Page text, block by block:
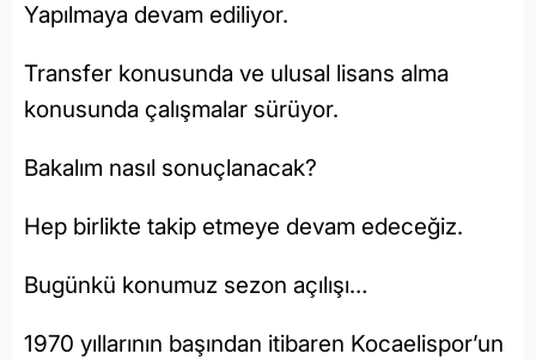
Yapılmaya devam ediliyor.
Transfer konusunda ve ulusal lisans alma
konusunda çalışmalar sürüyor.
Bakalım nasıl sonuçlanacak?
Hep birlikte takip etmeye devam edeceğiz.
Bugünkü konumuz sezon açılışı…
1970 yıllarının başından itibaren Kocaelispor’un